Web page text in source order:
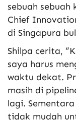
sebuah
Chief
di Singapura
Shilpa cerita,
saya harus
waktu dekat.
masih di
lagi.
tidak mudah